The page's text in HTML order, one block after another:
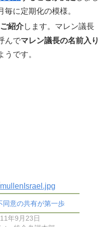
に定期化の模様。
紹介します。マレン議長
んでマレン議長の名前入り
うです。
同意の共有が第一歩
年9月23日